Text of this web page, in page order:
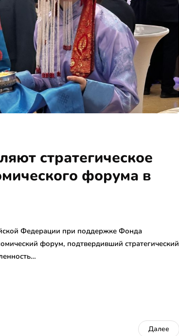
стратегическое
форума в
Федерации при поддержке Фонда
форум, подтвердивший стратегический
Далее